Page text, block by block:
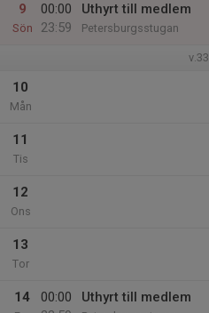
9
Sön
00:00
23:59
Uthyrt till medlem
Petersburgsstugan
v.33
10
Mån
11
Tis
12
Ons
13
Tor
14
00:00
Uthyrt till medlem